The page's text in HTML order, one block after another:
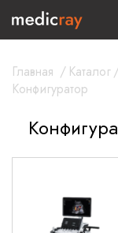
Главная / Каталог
Конфигуратор